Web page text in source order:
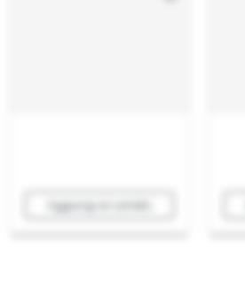
Aggiungi al carrello